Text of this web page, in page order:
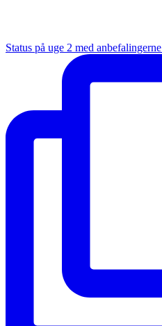
Status på uge 2 med anbefalingerne